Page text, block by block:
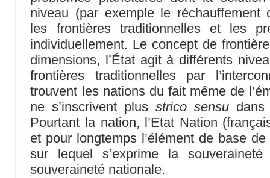
niveau (par exemple le réchauffement
les frontières traditionnelles et les
individuellement. Le concept de
dimensions, l’État agit à différents
frontières traditionnelles par
trouvent les nations du fait même de
ne s’inscrivent plusstrico sensu dans
Pourtant la nation, l’Etat Nation
et pour longtemps l’élément de base
sur lequel s’exprime la
souveraineté nationale.